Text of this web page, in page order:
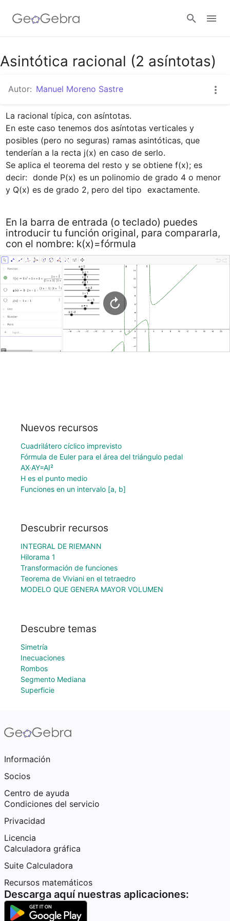
Google Classroom
GeoGebra Classroom
Abrir sesión
Asintótica racional (2 asíntotas)
Autor: Manuel Moreno Sastre
La racional típica, con asíntotas.
En este caso tenemos dos asíntotas verticales y
posibles (pero no seguras) ramas asintóticas, que
tenderían a la recta j(x) en caso de serlo.
Se aplica el teorema del resto y se obtiene f(x); es
decir: donde P(x) es un polinomio de grado 4 o menor
y Q(x) es de grado 2, pero del tipo exactamente.
En la barra de entrada (o teclado) puedes
introducir tu función original, para compararla,
con el nombre: k(x)=fórmula
Nuevos recursos
Cuadrilátero cíclico imprevisto
Fórmula de Euler para el área del triángulo pedal
AX·AY=AI²
H es el punto medio
Funciones en un intervalo [a, b]
Descubrir recursos
INTEGRAL DE RIEMANN
Hilorama 1
Transformación de funciones
Teorema de Viviani en el tetraedro
MODELO QUE GENERA MAYOR VOLUMEN
Descubre temas
Simetría
Inecuaciones
Rombos
Segmento Mediana
Superficie
Información
Socios
Centro de ayuda
Condiciones del servicio
Privacidad
Licencia
Calculadora gráfica
Suite Calculadora
Recursos matemáticos
Descarga aquí nuestras aplicaciones: